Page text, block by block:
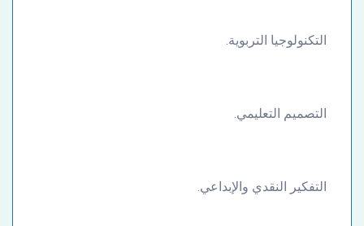
التكنولوجيا التربوية.
التصميم التعليمي.
التفكير النقدي والإبداعي.